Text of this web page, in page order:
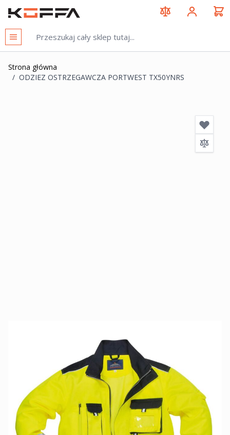
KOFFA
Strona główna
/ ODZIEZ OSTRZEGAWCZA PORTWEST TX50YNRS
ODZIEZ OSTRZEGAWCZA PORTWEST
TX50YNRS
SKU produktu PORTWEST-TX50YNRS